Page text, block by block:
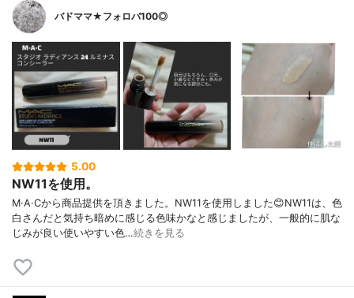
バドママ★フォロバ100◎
5.00
NW11を使用。
M·A·Cから商品提供を頂きました。NW11を使用しました😊NW11は、色
白さんだと気持ち暗めに感じる色味かなと感じましたが、一般的に肌な
じみが良い使いやすい色…続きを見る